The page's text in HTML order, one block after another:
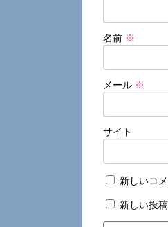
名前 ※
メール ※
サイト
新しいコ
新しい投